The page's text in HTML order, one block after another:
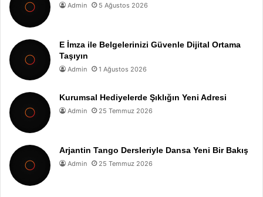
Admin 5 Ağustos 2026
E İmza ile Belgelerinizi Güvenle Dijital Ortama
Taşıyın
Admin 1 Ağustos 2026
Kurumsal Hediyelerde Şıklığın Yeni Adresi
Admin 25 Temmuz 2026
Arjantin Tango Dersleriyle Dansa Yeni Bir Bakış
Admin 25 Temmuz 2026